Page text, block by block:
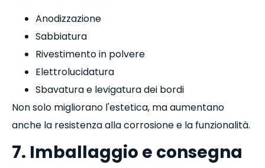
Anodizzazione
Sabbiatura
Rivestimento in polvere
Elettrolucidatura
Sbavatura e levigatura dei bordi
Non solo migliorano l'estetica, ma aumentano
anche la resistenza alla corrosione e la funzionalità.
7. Imballaggio e consegna